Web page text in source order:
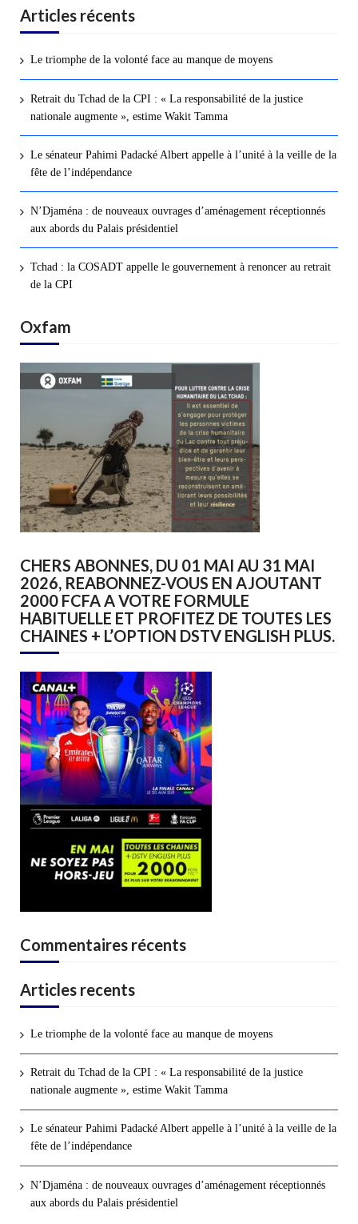
Articles récents
Le triomphe de la volonté face au manque de moyens
Retrait du Tchad de la CPI : « La responsabilité de la justice
nationale augmente », estime Wakit Tamma
Le sénateur Pahimi Padacké Albert appelle à l’unité à la veille de la
fête de l’indépendance
N’Djaména : de nouveaux ouvrages d’aménagement réceptionnés
aux abords du Palais présidentiel
Tchad : la COSADT appelle le gouvernement à renoncer au retrait
de la CPI
Oxfam
CHERS ABONNES, DU 01 MAI AU 31 MAI
2026, REABONNEZ-VOUS EN AJOUTANT
2000 FCFA A VOTRE FORMULE
HABITUELLE ET PROFITEZ DE TOUTES LES
CHAINES + L’OPTION DSTV ENGLISH PLUS.
Commentaires récents
Articles recents
Le triomphe de la volonté face au manque de moyens
Retrait du Tchad de la CPI : « La responsabilité de la justice
nationale augmente », estime Wakit Tamma
Le sénateur Pahimi Padacké Albert appelle à l’unité à la veille de la
fête de l’indépendance
N’Djaména : de nouveaux ouvrages d’aménagement réceptionnés
aux abords du Palais présidentiel